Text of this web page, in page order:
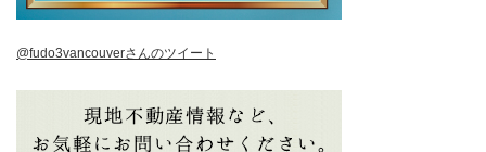
@fudo3vancouverさんのツイート